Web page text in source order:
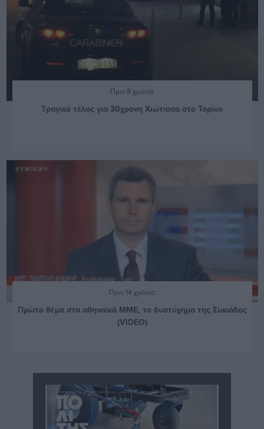
Πριν 8 χρόνια
Τραγικό τέλος για 30χρονη Χιώτισσα στο Τορίνο
Πριν 14 χρόνια
Πρώτο θέμα στα αθηναϊκά ΜΜΕ, το δυστύχημα της Συκιάδας
(VIDEO)